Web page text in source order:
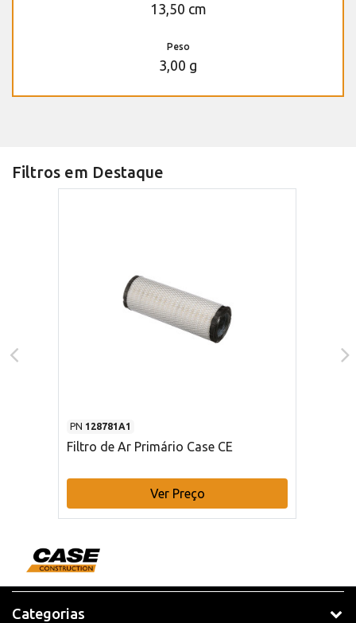
13,50 cm
Peso
3,00 g
Filtros em Destaque
PN 128781A1
Filtro de Ar Primário Case CE
Ver Preço
Categorias